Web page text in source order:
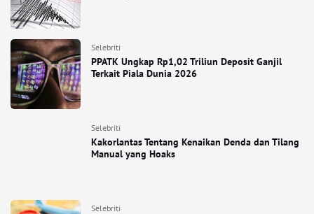
Selebriti
PPATK Ungkap Rp1,02 Triliun Deposit Ganjil
Terkait Piala Dunia 2026
Selebriti
Kakorlantas Tentang Kenaikan Denda dan Tilang
Manual yang Hoaks
Selebriti